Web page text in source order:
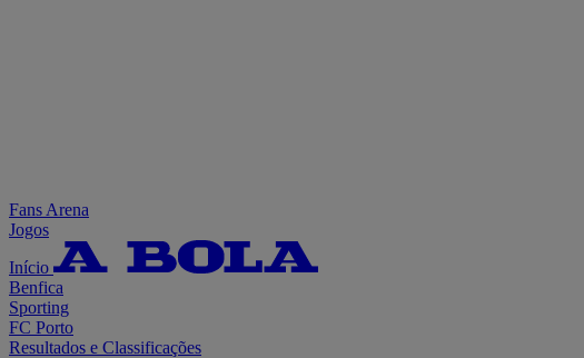
Fans Arena
Jogos
Início
Benfica
Sporting
FC Porto
Resultados e Classificações